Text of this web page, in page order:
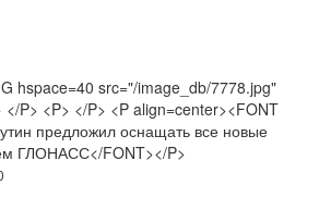
hspace=40 src="/image_db/7778.jpg"
P> <P> </P> <P align=center><FONT
предложил оснащать все новые
ГЛОНАСС</FONT></P>